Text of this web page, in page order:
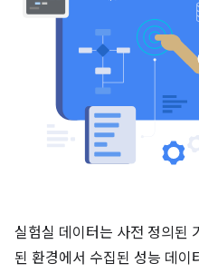
실험실 데이터는 사전 정의된
된 환경에서 수집된 성능 데이